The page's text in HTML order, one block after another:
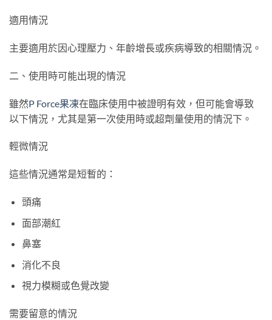
適用情況
主要適用於因心理壓力、年齡增長或疾病導致的相關情況。
二、使用時可能出現的情況
雖然P Force果凍在臨床使用中被證明有效，但可能會導致
以下情況，尤其是第一次使用時或超劑量使用的情況下。
輕微情況
這些情況通常是短暫的：
頭痛
面部潮紅
鼻塞
消化不良
視力模糊或色覺改變
需要留意的情況